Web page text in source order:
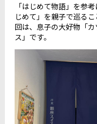
「はじめて物語」を参
じめて」を親子で巡る
回は、息子の大好物「
ス」です。